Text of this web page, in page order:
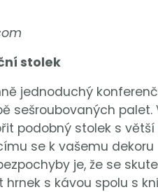
stolek
jednoduchý
sešroubovaných
podobný stolek s
se k vašemu
je, že se
hrnek s kávou spolu s